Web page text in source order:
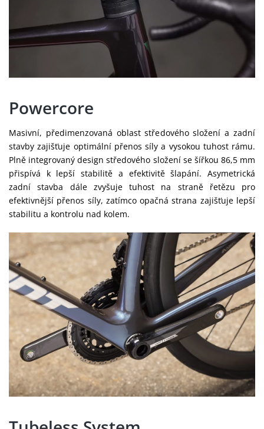
Powercore
Masivní, předimenzovaná oblast středového složení a zadní
stavby zajišťuje optimální přenos síly a vysokou tuhost rámu.
Plně integrovaný design středového složení se šířkou 86,5 mm
přispívá k lepší stabilitě a efektivitě šlapání. Asymetrická
zadní stavba dále zvyšuje tuhost na straně řetězu pro
efektivnější přenos síly, zatímco opačná strana zajišťuje lepší
stabilitu a kontrolu nad kolem.